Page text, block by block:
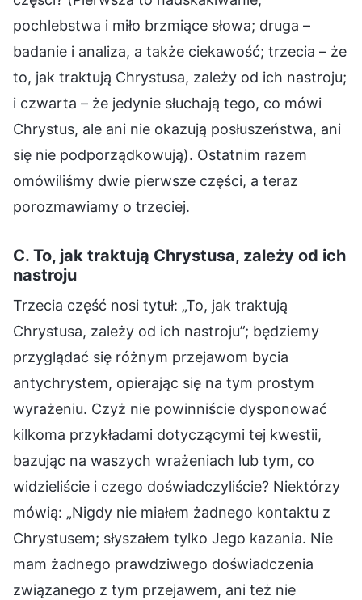
pochlebstwa i miło brzmiące słowa; druga –
badanie i analiza, a także ciekawość; trzecia – że
to, jak traktują Chrystusa, zależy od ich nastroju;
i czwarta – że jedynie słuchają tego, co mówi
Chrystus, ale ani nie okazują posłuszeństwa, ani
się nie podporządkowują). Ostatnim razem
omówiliśmy dwie pierwsze części, a teraz
porozmawiamy o trzeciej.
C. To, jak traktują Chrystusa, zależy od ich
nastroju
Trzecia część nosi tytuł: „To, jak traktują
Chrystusa, zależy od ich nastroju”; będziemy
przyglądać się różnym przejawom bycia
antychrystem, opierając się na tym prostym
wyrażeniu. Czyż nie powinniście dysponować
kilkoma przykładami dotyczącymi tej kwestii,
bazując na waszych wrażeniach lub tym, co
widzieliście i czego doświadczyliście? Niektórzy
mówią: „Nigdy nie miałem żadnego kontaktu z
Chrystusem; słyszałem tylko Jego kazania. Nie
mam żadnego prawdziwego doświadczenia
związanego z tym przejawem, ani też nie